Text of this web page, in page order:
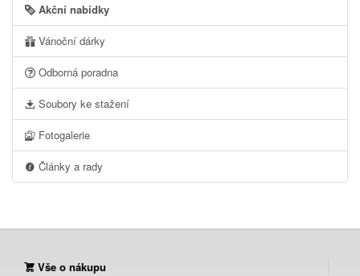
Akční nabídky
Vánoční dárky
Odborná poradna
Soubory ke stažení
Fotogalerie
Články a rady
Vše o nákupu